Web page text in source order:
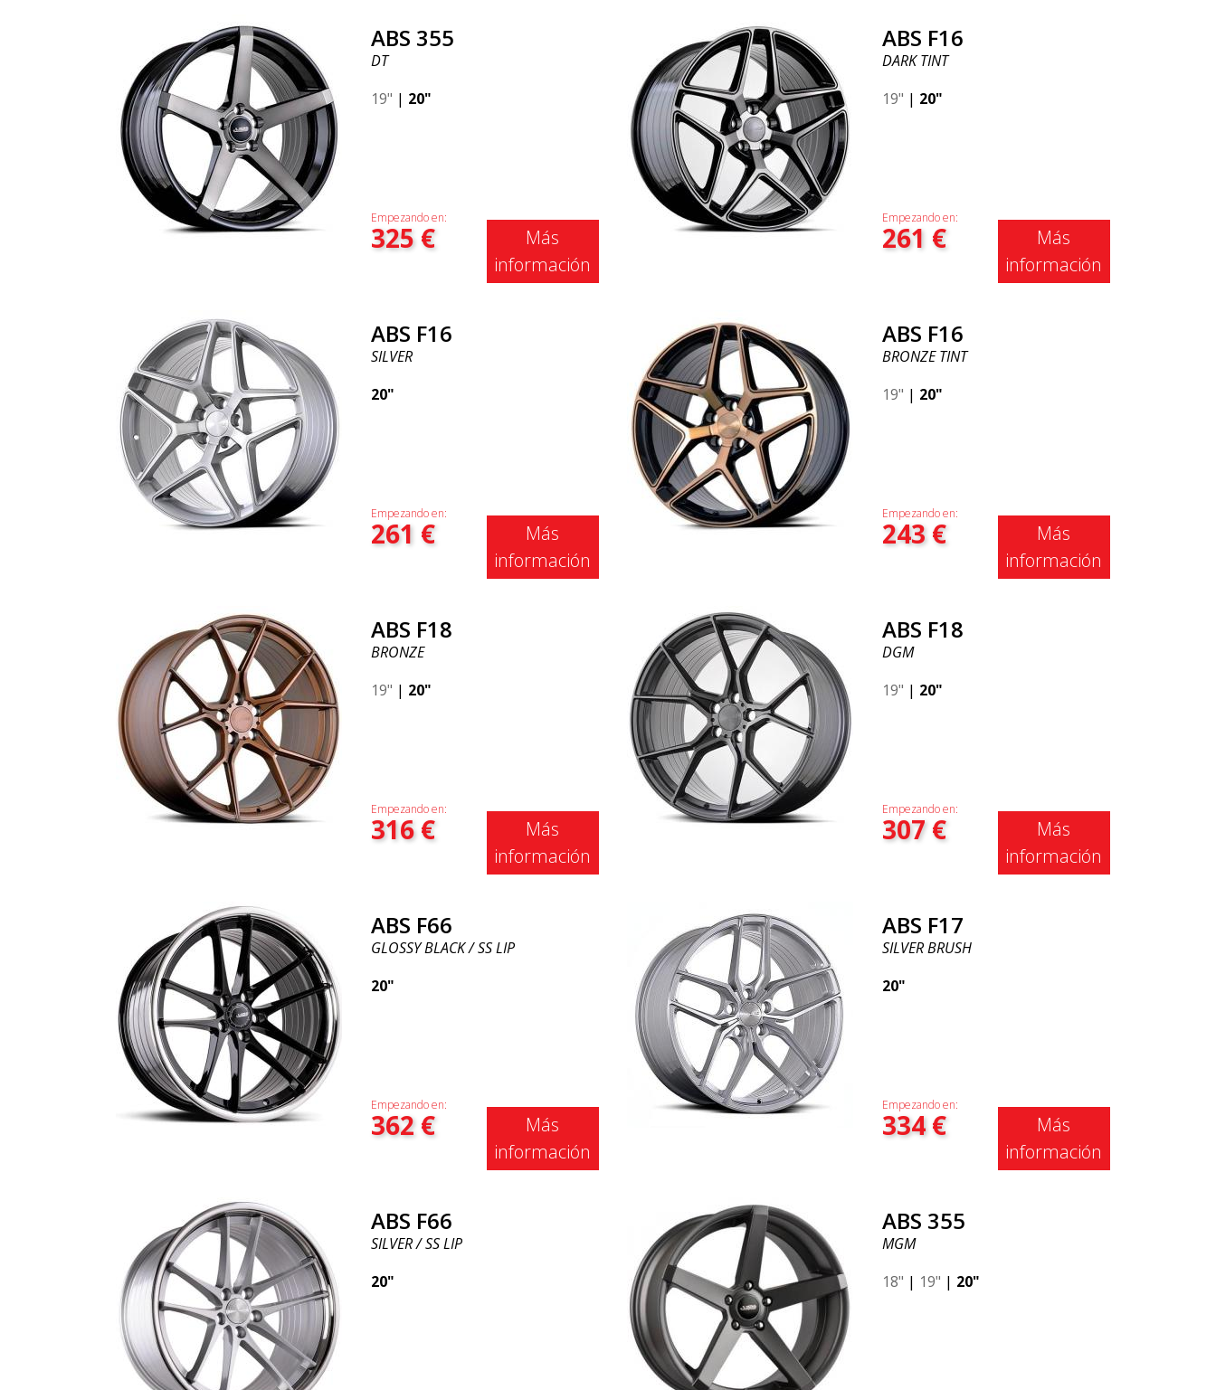
ABS 355
DT
19" | 20"
Empezando en:
325€
Más
información
ABS F16
DARK TINT
19" | 20"
Empezando en:
261 €
Más
información
ABS F16
SILVER
20"
Empezando en:
261 €
Más
información
ABS F16
BRONZE TINT
19" | 20"
Empezando en:
243€
Más
información
ABS F18
BRONZE
19" | 20"
Empezando en:
316€
Más
información
ABS F18
DGM
19" | 20"
Empezando en:
307€
Más
información
ABS F66
GLOSSY BLACK / SS LIP
20"
Empezando en:
362€
Más
información
ABS F17
SILVER BRUSH
20"
Empezando en:
334€
Más
información
ABS F66
SILVER / SS LIP
20"
ABS 355
MGM
18" | 19" | 20"